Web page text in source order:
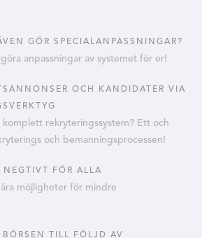
GÖR SPECIALANPASSNINGAR?
anpassningar av systemet för er!
OCH KANDIDATER VIA
rekryteringssystem? Ett och
och bemanningsprocessen!
FÖR ALLA
möjligheter för mindre
TILL FÖLJD AV